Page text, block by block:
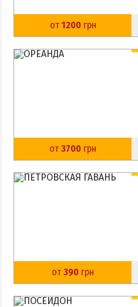
от 1200грн
от 3700 грн
от 390 грн